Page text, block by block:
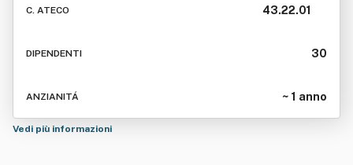
C. ATECO 43.22.01
DIPENDENTI 30
ANZIANITÁ ~ 1 anno
Vedi più informazioni